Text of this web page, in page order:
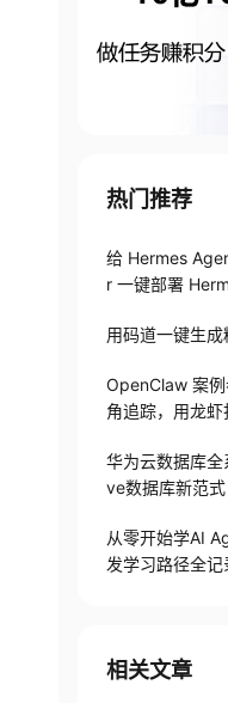
热门推荐
给 Hermes
r 一键部署
用码道一键生
OpenClaw 案
角追踪，用龙
华为云数据库
ve数据库新范式
从零开始学AI
发学习路径全记
相关文章